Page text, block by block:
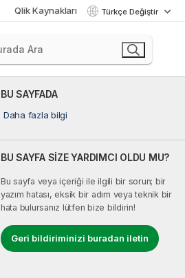
Qlik Kaynakları Türkçe Değiştir
BU SAYFADA
Daha fazla bilgi
BU SAYFA SİZE YARDIMCI OLDU MU?
Bu sayfa veya içeriği ile ilgili bir sorun; bir
yazım hatası, eksik bir adım veya teknik bir
hata bulursanız lütfen bize bildirin!
Geri bildiriminizi buradan iletin